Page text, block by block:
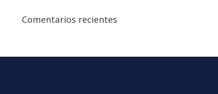
Comentarios recientes